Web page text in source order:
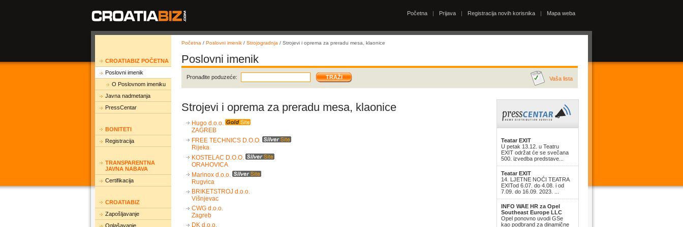
Početna | Prijava | Registracija novih korisnika | Mapa weba
CROATIABIZ POČETNA
Poslovni imenik
O Poslovnom imeniku
Javna nadmetanja
PressCentar
BONITETI
Registracija
TRANSPARENTNA
JAVNA NABAVA
Certifikacija
CROATIABIZ
Zapošljavanje
Oglašavanje
Početna / Poslovni imenik / Strojogradnja / Strojevi i oprema za preradu mesa, klaonice
Poslovni imenik
Pronađite poduzeće: Vaša lista
Strojevi i oprema za preradu mesa, klaonice
Hugo d.o.o.
ZAGREB
FREE TECHNICS D.O.O.
Rijeka
KOSTELAC D.O.O.
ORAHOVICA
Marinox d.o.o.
Rugvica
BRIKETSTROJ d.o.o.
Višnjevac
CWG d.o.o.
Zagreb
DK d.o.o.
Teatar EXIT
U petak 13.12. u Teatru
EXIT održat će se svečana
500. izvedba predstave...
Teatar EXIT
14. LJETNE NOĆI TEATRA
EXITod 6.07. do 4.08. i od
7.09. do 16.09. 2023. ...
INFO WAE HR za Opel
Southeast Europe LLC
Opel ponovno uvodi GSe
kao podbrand za dinamične